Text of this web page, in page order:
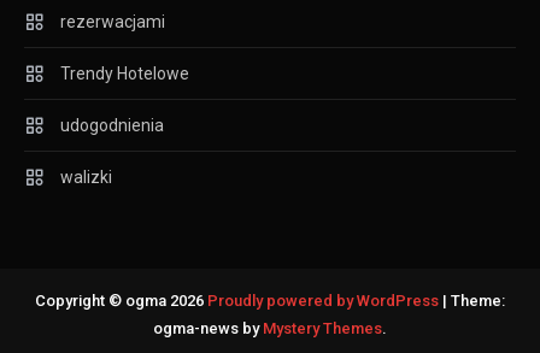
rezerwacjami
Trendy Hotelowe
udogodnienia
walizki
Copyright © ogma 2026 Proudly powered by WordPress | Theme:
ogma-news by Mystery Themes.